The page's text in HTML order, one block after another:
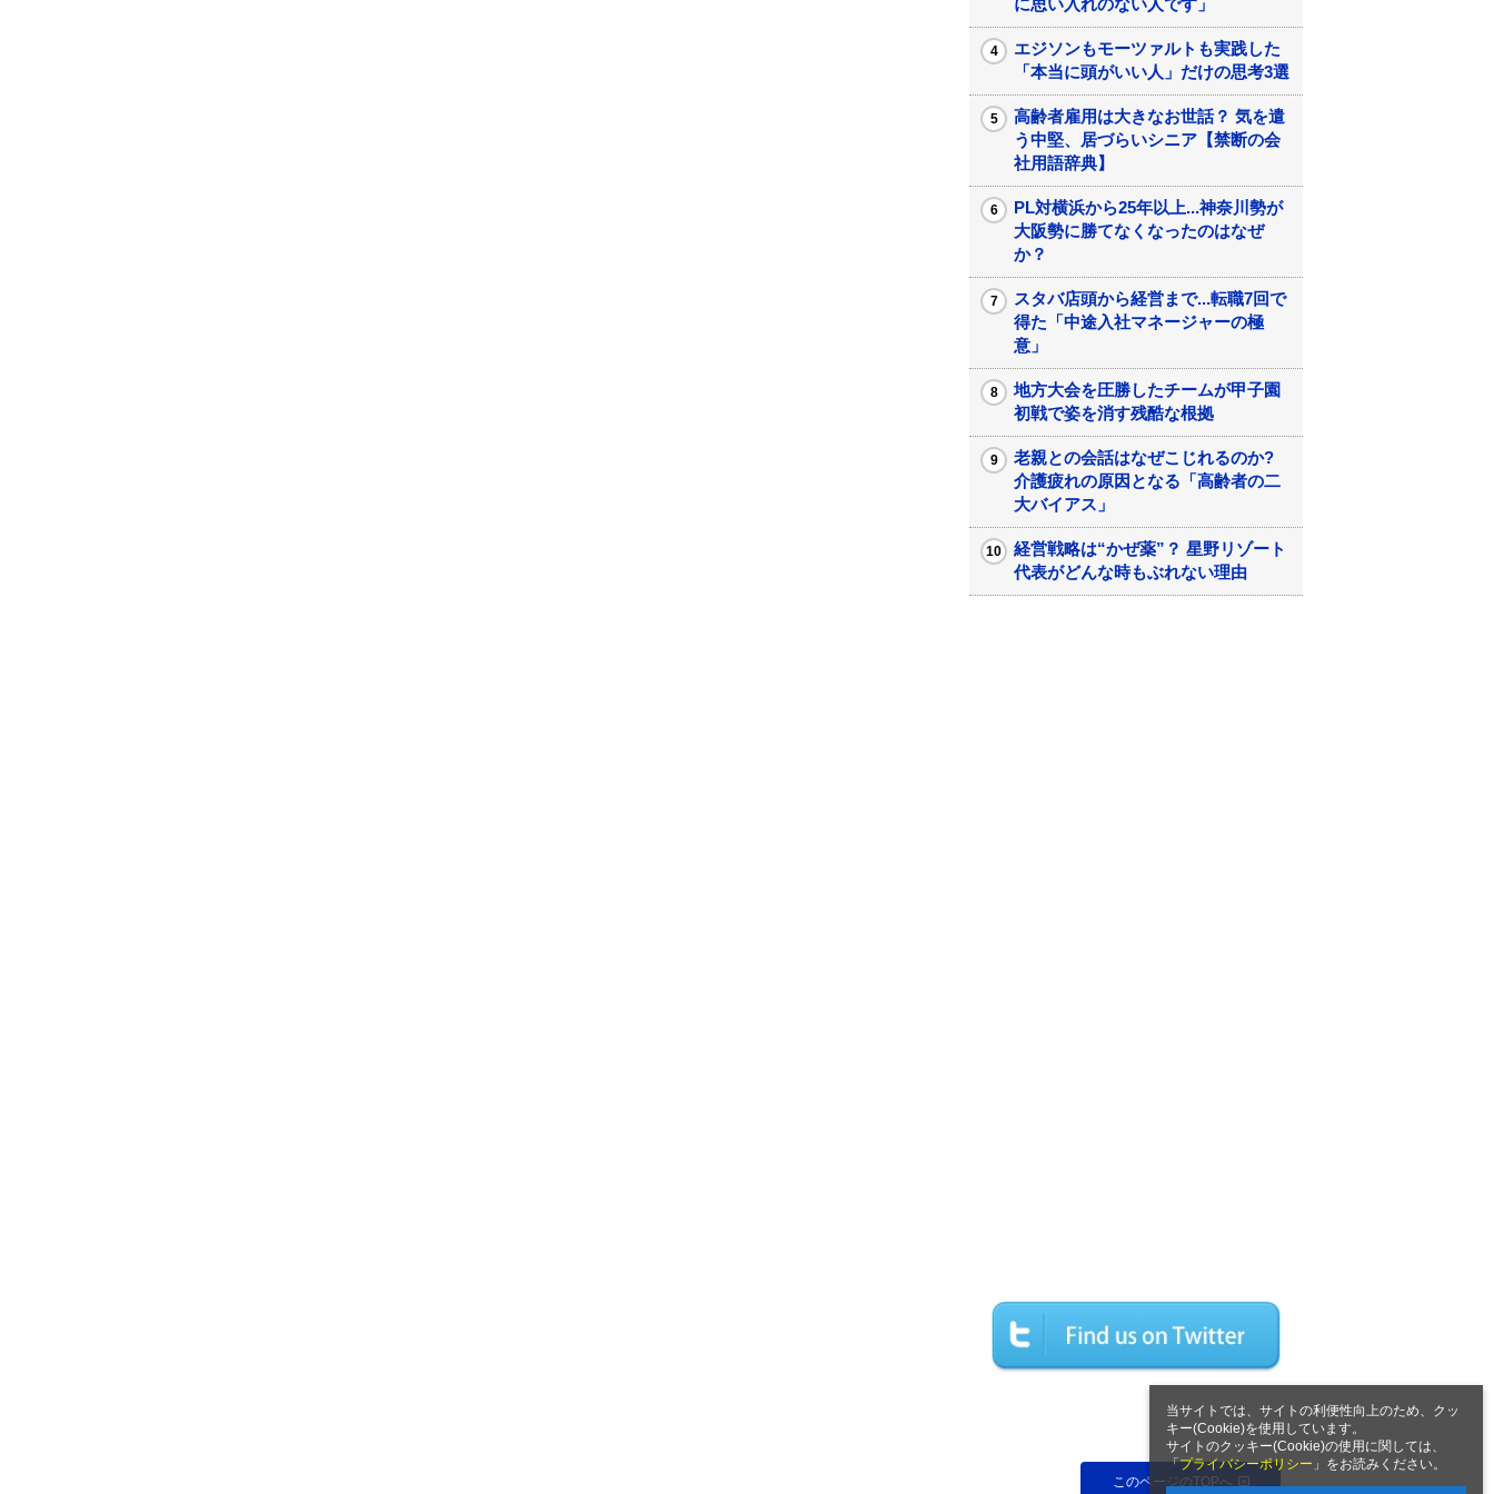
当サイトでは、サイトの利便性向上のため、クッ
キー(Cookie)を使用しています。
サイトのクッキー(Cookie)の使用に関しては、
「プライバシーポリシー 」をお読みください。
に思い入れのない人です」
エジソンもモーツァルトも実践した
「本当に頭がいい人」だけの思考3選
高齢者雇用は大きなお世話？ 気を遣
う中堅、居づらいシニア【禁断の会
社用語辞典】
PL対横浜から25年以上...神奈川勢が
大阪勢に勝てなくなったのはなぜ
か？
スタバ店頭から経営まで...転職7回で
得た「中途入社マネージャーの極
意」
地方大会を圧勝したチームが甲子園
初戦で姿を消す残酷な根拠
老親との会話はなぜこじれるのか?
介護疲れの原因となる「高齢者の二
大バイアス」
経営戦略は“かぜ薬”？ 星野リゾート
代表がどんな時もぶれない理由
このページのTOPへ